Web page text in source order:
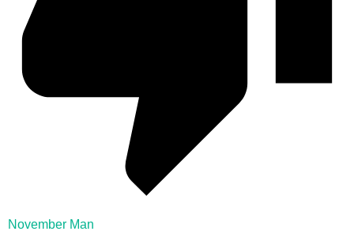
November Man